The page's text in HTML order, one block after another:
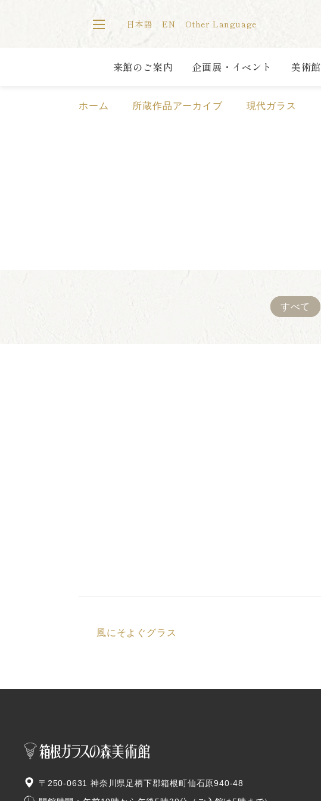
日本語 EN Other Language
来館のご案内 企画展・イベント 美術館
ホーム 所蔵作品アーカイブ 現代ガラス
すべて
風にそよぐグラス
〒250-0631 神奈川県足柄下郡箱根町仙石原940-48